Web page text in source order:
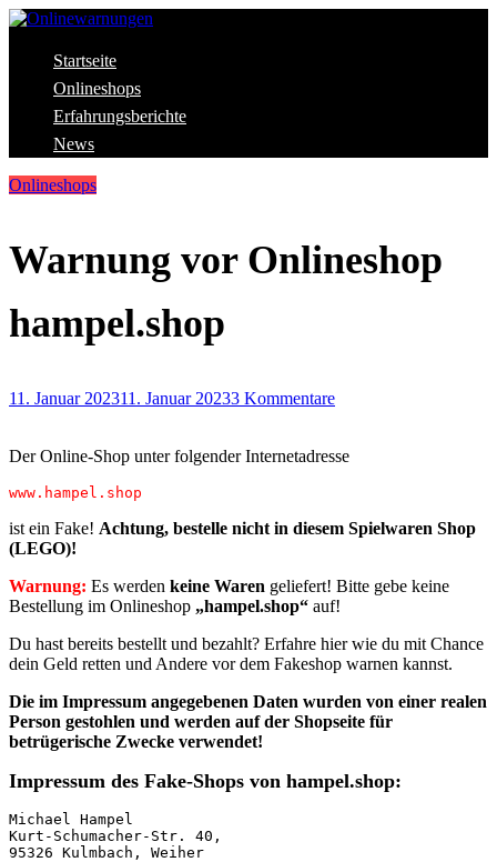
Skip
content
Onlinewarnungen
Aktuelle Warnungen vor Gefahren im Internet
Startseite
Onlineshops
Erfahrungsberichte
News
Onlineshops
Warnung vor Onlineshop
hampel.shop
11. Januar 202311. Januar 20233 Kommentare
Der Online-Shop unter folgender Internetadresse
ist ein Fake! Achtung, bestelle nicht in diesem Spielwaren Shop
(LEGO)!
Warnung: Es werden keine Waren geliefert! Bitte gebe keine
Bestellung im Onlineshop „hampel.shop“ auf!
Du hast bereits bestellt und bezahlt? Erfahre hier wie du mit Chance
dein Geld retten und Andere vor dem Fakeshop warnen kannst.
Die im Impressum angegebenen Daten wurden von einer realen
Person gestohlen und werden auf der Shopseite für
betrügerische Zwecke verwendet!
Impressum des Fake-Shops von hampel.shop:
Michael Hampel
Kurt-Schumacher-Str. 40,
95326 Kulmbach, Weiher